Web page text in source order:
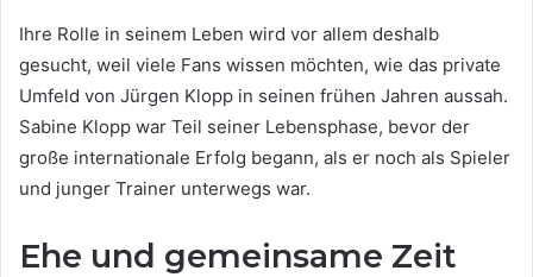
Ihre Rolle in seinem Leben wird vor allem deshalb
gesucht, weil viele Fans wissen möchten, wie das private
Umfeld von Jürgen Klopp in seinen frühen Jahren aussah.
Sabine Klopp war Teil seiner Lebensphase, bevor der
große internationale Erfolg begann, als er noch als Spieler
und junger Trainer unterwegs war.
Ehe und gemeinsame Zeit